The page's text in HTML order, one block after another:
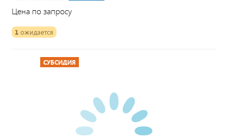
Цена по запросу
1 ожидается
СУБСИДИЯ